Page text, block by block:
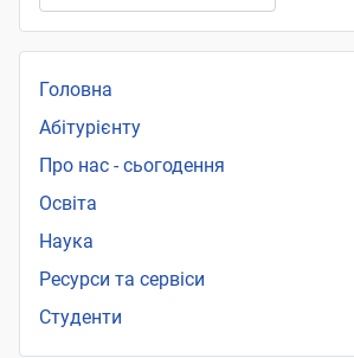
Головна
Абітурієнту
Про нас - сьогодення
Освіта
Наука
Ресурси та сервіси
Студенти